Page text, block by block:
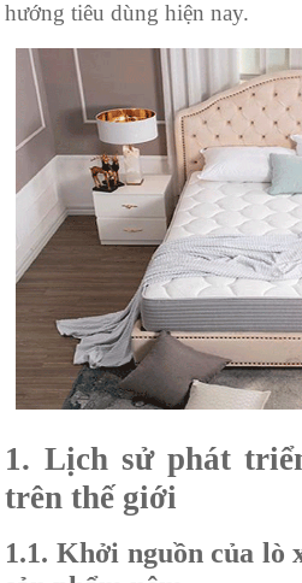
hướng tiêu dùng hiện nay.
1. Lịch sử phát
trên thế giới
1.1. Khởi nguồn của lò